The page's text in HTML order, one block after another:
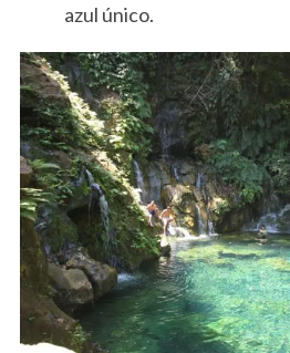
azul único.